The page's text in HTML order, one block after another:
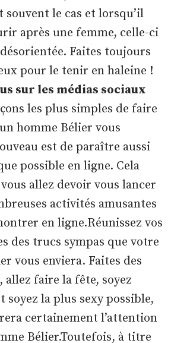
souvent le cas et lorsqu’il
après une femme, celle-ci
Faites toujours
pour le tenir en haleine !
sur les médias sociaux
les plus simples de faire
homme Bélier vous
est de paraître aussi
possible en ligne. Cela
allez devoir vous lancer
activités amusantes
en ligne.Réunissez vos
des trucs sympas que votre
vous enviera. Faites des
allez faire la fête, soyez
soyez la plus sexy possible,
certainement l’attention
Bélier.Toutefois, à titre